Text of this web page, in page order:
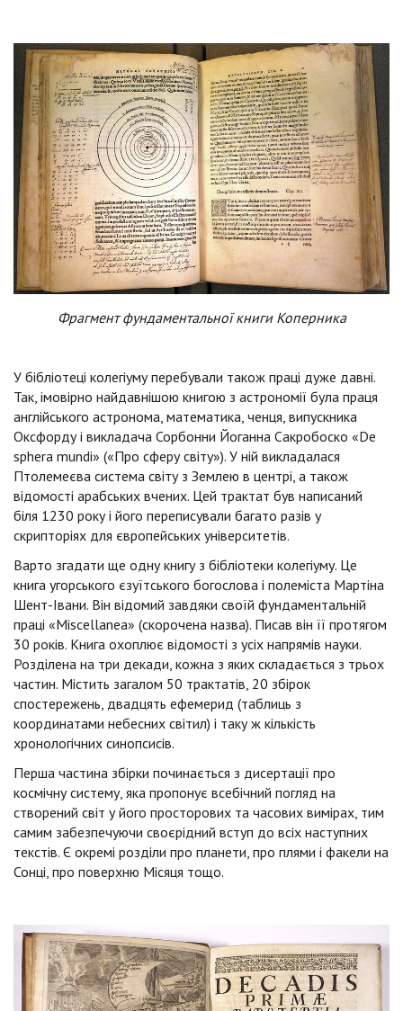
Фрагмент фундаментальної книги Коперника
У бібліотеці колегіуму перебували також праці дуже давні.
Так, імовірно найдавнішою книгою з астрономії була праця
англійського астронома, математика, ченця, випускника
Оксфорду і викладача Сорбонни Йоганна Сакробоско «De
sphera mundi» («Про сферу світу»). У ній викладалася
Птолемеєва система світу з Землею в центрі, а також
відомості арабських вчених. Цей трактат був написаний
біля 1230 року і його переписували багато разів у
скрипторіях для європейських університетів.
Варто згадати ще одну книгу з бібліотеки колегіуму. Це
книга угорського єзуїтського богослова і полеміста Мартіна
Шент-Івани. Він відомий завдяки своїй фундаментальній
праці «Miscellanea» (скорочена назва). Писав він її протягом
30 років. Книга охоплює відомості з усіх напрямів науки.
Розділена на три декади, кожна з яких складається з трьох
частин. Містить загалом 50 трактатів, 20 збірок
спостережень, двадцять ефемерид (таблиць з
координатами небесних світил) і таку ж кількість
хронологічних синопсисів.
Перша частина збірки починається з дисертації про
космічну систему, яка пропонує всебічний погляд на
створений світ у його просторових та часових вимірах, тим
самим забезпечуючи своєрідний вступ до всіх наступних
текстів. Є окремі розділи про планети, про плями і факели на
Сонці, про поверхню Місяця тощо.